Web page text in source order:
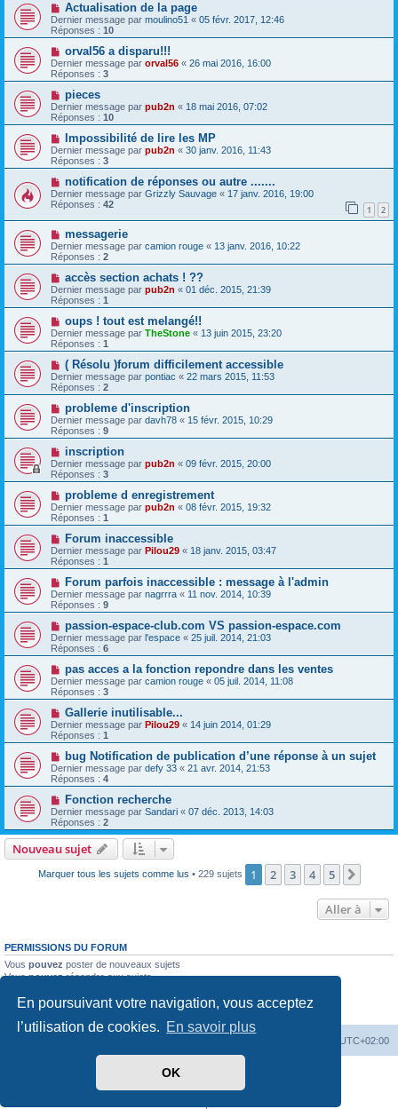
En poursuivant votre navigation, vous acceptez
l’utilisation de cookies. En savoir plus
OK
Actualisation de la page
Dernier message par moulino51 « 05 févr. 2017, 12:46
Réponses : 10
orval56 a disparu!!!
Dernier message par orval56 « 26 mai 2016, 16:00
Réponses : 3
pieces
Dernier message par pub2n « 18 mai 2016, 07:02
Réponses : 10
Impossibilité de lire les MP
Dernier message par pub2n « 30 janv. 2016, 11:43
Réponses : 3
notification de réponses ou autre .......
Dernier message par Grizzly Sauvage « 17 janv. 2016, 19:00
Réponses : 42 1 2
messagerie
Dernier message par camion rouge « 13 janv. 2016, 10:22
Réponses : 2
accès section achats ! ??
Dernier message par pub2n « 01 déc. 2015, 21:39
Réponses : 1
oups ! tout est melangé!!
Dernier message par TheStone « 13 juin 2015, 23:20
Réponses : 1
( Résolu )forum difficilement accessible
Dernier message par pontiac « 22 mars 2015, 11:53
Réponses : 2
probleme d'inscription
Dernier message par davh78 « 15 févr. 2015, 10:29
Réponses : 9
inscription
Dernier message par pub2n « 09 févr. 2015, 20:00
Réponses : 3
probleme d enregistrement
Dernier message par pub2n « 08 févr. 2015, 19:32
Réponses : 1
Forum inaccessible
Dernier message par Pilou29 « 18 janv. 2015, 03:47
Réponses : 1
Forum parfois inaccessible : message à l'admin
Dernier message par nagrrra « 11 nov. 2014, 10:39
Réponses : 9
passion-espace-club.com VS passion-espace.com
Dernier message par l'espace « 25 juil. 2014, 21:03
Réponses : 6
pas acces a la fonction repondre dans les ventes
Dernier message par camion rouge « 05 juil. 2014, 11:08
Réponses : 3
Gallerie inutilisable...
Dernier message par Pilou29 « 14 juin 2014, 01:29
Réponses : 1
bug Notification de publication d’une réponse à un sujet
Dernier message par defy 33 « 21 avr. 2014, 21:53
Réponses : 4
Fonction recherche
Dernier message par Sandari « 07 déc. 2013, 14:03
Réponses : 2
Nouveau sujet
Marquer tous les sujets comme lus • 229 sujets 1 2 3 4 5
Aller à
PERMISSIONS DU FORUM
Vous pouvez poster de nouveaux sujets
Vouspouvezrépondre aux sujets
Vousne pouvez passupprimer vos messages
ne pouvez pas joindre des fichiers
UTC+02:00
phpBB ® Forum Software © phpBB Limited
Traduit parphpBB-fr.com